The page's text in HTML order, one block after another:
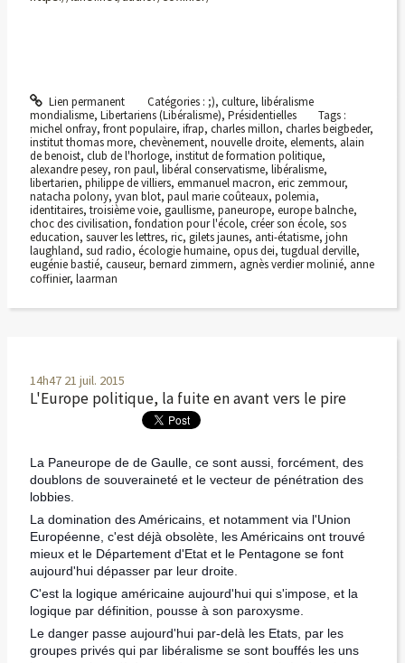
Lien permanent Catégories : ;), culture, libéralisme
mondialisme, Libertariens (Libéralisme), Présidentielles
Tags :
michel onfray, front populaire, ifrap, charles millon, charles beigbeder,
institut thomas more, chevènement, nouvelle droite, elements, alain
de benoist, club de l'horloge, institut de formation politique,
alexandre pesey, ron paul, libéral conservatisme, libéralisme,
libertarien, philippe de villiers, emmanuel macron, eric zemmour,
natacha polony, yvan blot, paul marie coûteaux, polemia,
identitaires, troisième voie, gaullisme, paneurope, europe balnche,
choc des civilisation, fondation pour l'école, créer son école, sos
education, sauver les lettres, ric, gilets jaunes, anti-étatisme, john
laughland, sud radio, écologie humaine, opus dei, tugdual derville,
eugénie bastié, causeur, bernard zimmern, agnès verdier molinié, anne
coffinier, laarman
14h47 21 juil. 2015
L'Europe politique, la fuite en avant vers le pire
La Paneurope de de Gaulle, ce sont aussi, forcément, des
doublons de souveraineté et le vecteur de pénétration des
lobbies.
La domination des Américains, et notamment via l'Union
Européenne, c'est déjà obsolète, les Américains ont trouvé
mieux et le Département d'Etat et le Pentagone se font
aujourd'hui dépasser par leur droite.
C'est la logique américaine aujourd'hui qui s'impose, et la
logique par définition, pousse à son paroxysme.
Le danger passe aujourd'hui par-delà les Etats, par les
groupes privés qui par libéralisme se sont bouffés les uns